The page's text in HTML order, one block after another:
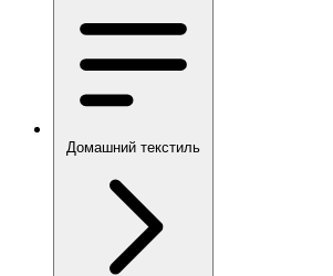
Домашний текстиль